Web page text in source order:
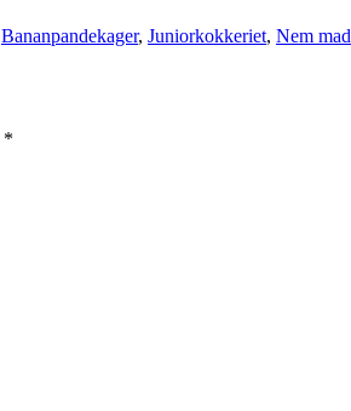
Bananpandekager, Juniorkokkeriet, Nem mad
*